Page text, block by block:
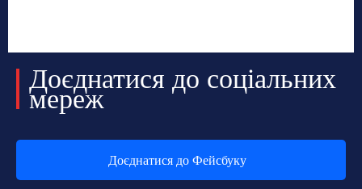
Доєднатися до соціальних
мереж
Доєднатися до Фейсбуку